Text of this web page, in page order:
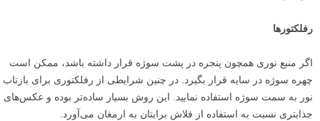
رفلکتورها
اگر منبع نوری همچون پنجره در پشت سوژه قرار داشته باشد، ممکن است
چهره سوژه در سایه قرار بگیرد. در چنین شرایطی از رفلکتوری برای بازتاب
نور به سمت سوژه استفاده نمایید. این روش بسیار ساده‌تر بوده و عکس‌های
جذابتری نسبت به استفاده از فلاش برایتان به ارمغان می‌آورد.